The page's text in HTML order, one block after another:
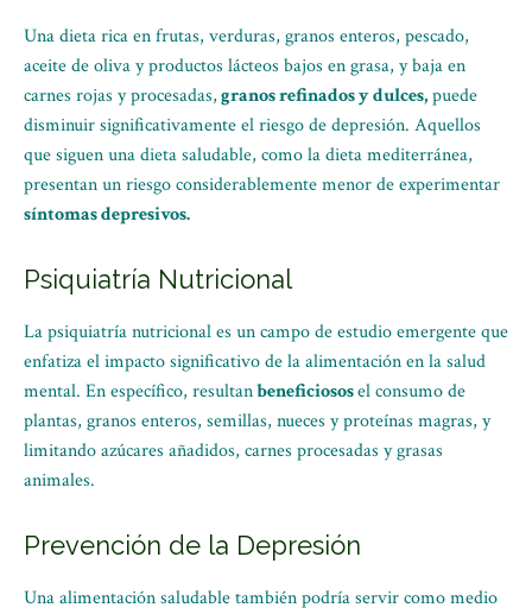
Una dieta rica en frutas, verduras, granos enteros, pescado,
aceite de oliva y productos lácteos bajos en grasa, y baja en
carnes rojas y procesadas,granos refinados y dulces,puede
disminuir significativamente el riesgo de depresión. Aquellos
que siguen una dieta saludable, como la dieta mediterránea,
presentan un riesgo considerablemente menor de experimentar
síntomas depresivos.
Psiquiatría Nutricional
La psiquiatría nutricional es un campo de estudio emergente que
enfatiza el impacto significativo de la alimentación en la salud
mental. En específico, resultanbeneficiososel consumo de
plantas, granos enteros, semillas, nueces y proteínas magras, y
limitando azúcares añadidos, carnes procesadas y grasas
animales.
Prevención de la Depresión
Una alimentación saludable también podría servir como medio